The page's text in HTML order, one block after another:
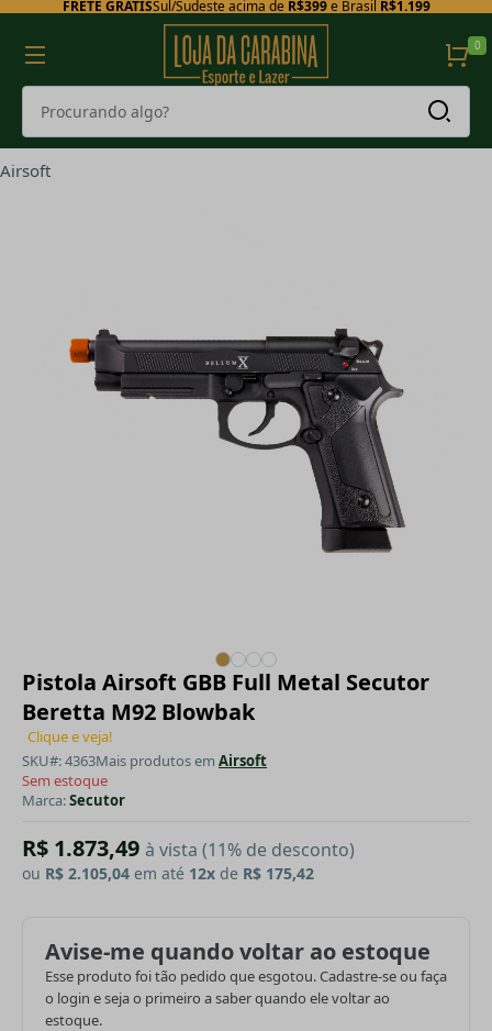
FRETE GRÁTISSul/Sudeste acima de R$399e Brasil R$1.199
0
Airsoft
Pistola Airsoft GBB Full Metal Secutor
Beretta M92 Blowbak
Clique e veja!
SKU#: 4363Mais produtos em Airsoft
Sem estoque
Marca:Secutor
R$ 1.873,49 à vista (11% de desconto)
ou R$ 2.105,04 em até 12x de R$ 175,42
Avise-me quando voltar ao estoque
Esse produto foi tão pedido que esgotou. Cadastre-se ou faça
o login e seja o primeiro a saber quando ele voltar ao
estoque.